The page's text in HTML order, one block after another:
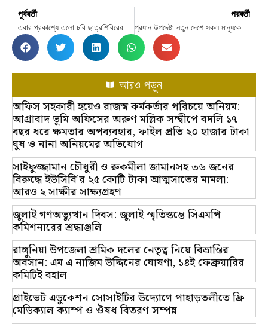
পূর্ববর্তী
এবার প্রকাশ্যে এলো চবি ছাত্রশিবিরের কমিটি
পরবর্তী
প্রধান উপদেষ্টা নতুন দেশে সকল মানুষকে একটি পরিবারের বন্ধনে আবদ্ধ করা আমাদের দায়িত্ব
আরও পড়ুন
অফিস সহকারী হয়েও রাজস্ব কর্মকর্তার পরিচয়ে অনিয়ম:
আগ্রাবাদ ভূমি অফিসের অরুণ মল্লিক সন্দ্বীপে বদলি ১৭
বছর ধরে ক্ষমতার অপব্যবহার, ফাইল প্রতি ২০ হাজার টাকা
ঘুষ ও নানা অনিয়মের অভিযোগ
সাইফুজ্জামান চৌধুরী ও রুকমীলা জামানসহ ৩৬ জনের
বিরুদ্ধে ইউসিবি’র ২৫ কোটি টাকা আত্মসাতের মামলা:
আরও ২ সাক্ষীর সাক্ষ্যগ্রহণ
জুলাই গণঅভ্যুত্থান দিবস: জুলাই স্মৃতিস্তম্ভে সিএমপি
কমিশনারের শ্রদ্ধাঞ্জলি
রাঙ্গুনিয়া উপজেলা শ্রমিক দলের নেতৃত্ব নিয়ে বিভ্রান্তির
অবসান: এম এ নাজিম উদ্দিনের ঘোষণা, ১৪ই ফেব্রুয়ারির
কমিটিই বহাল
প্রাইভেট এডুকেশন সোসাইটির উদ্যোগে পাহাড়তলীতে ফ্রি
মেডিক্যাল ক্যাম্প ও ঔষধ বিতরণ সম্পন্ন